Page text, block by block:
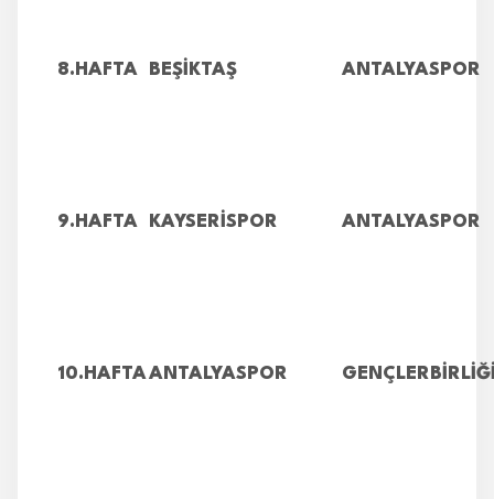
8.HAFTA BEŞİKTAŞ ANTALYASPOR
9.HAFTA KAYSERİSPOR ANTALYASPOR
10.HAFTAANTALYASPOR